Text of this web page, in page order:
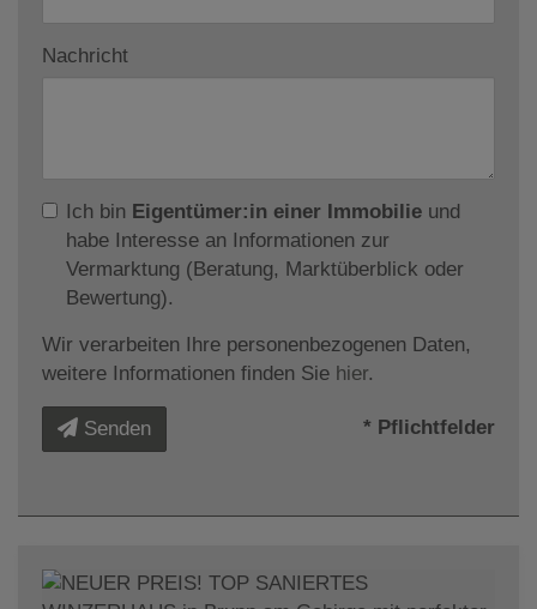
Nachricht
Ich bin Eigentümer:in einer Immobilie und
habe Interesse an Informationen zur
Vermarktung (Beratung, Marktüberblick oder
Bewertung).
Wir verarbeiten Ihre personenbezogenen Daten,
weitere Informationen finden Sie hier.
Senden * Pflichtfelder